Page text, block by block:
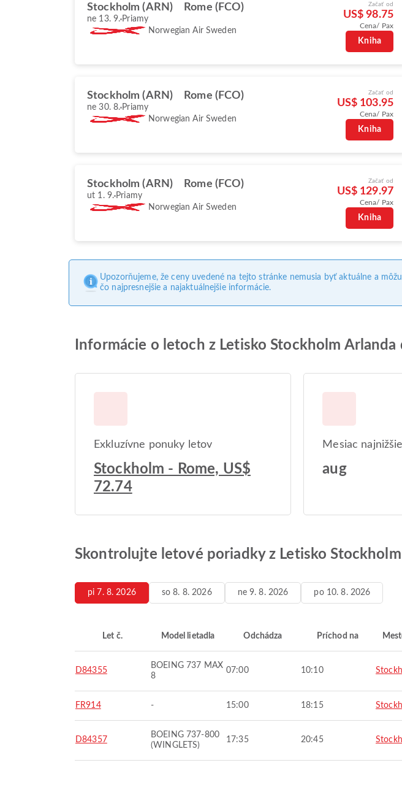
Stockholm (ARN) Rome (FCO)
ne 13. 9. Priamy
Norwegian Air Sweden
Začať od
US$ 98.75
Cena/ Pax
Kniha
Stockholm (ARN) Rome (FCO)
ne 30. 8. Priamy
Norwegian Air Sweden
Začať od
US$ 103.95
Cena/ Pax
Kniha
Stockholm (ARN) Rome (FCO)
ut 1. 9. Priamy
Norwegian Air Sweden
Začať od
US$ 129.97
Cena/ Pax
Kniha
Upozorňujeme, že ceny uvedené na tejto stránke nemusia byť aktuálne a
čo najpresnejšie a najaktuálnejšie informácie.
Informácie o letoch z Letisko Stockholm
Exkluzívne ponuky letov
Stockholm - Rome, US$
72.74
Mesiac
aug
Skontrolujte letové poriadky z Letisko
pi 7. 8. 2026 so 8. 8. 2026 ne 9. 8. 2026 po 10. 8. 2026
Let č. Model lietadla Odchádza Príchod na
D84355
BOEING 737 MAX
8
07:00 10:10
FR914 - 15:00 18:15
D84357
BOEING 737-800
(WINGLETS)
17:35 20:45